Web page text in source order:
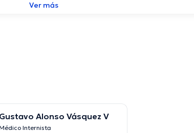
Ver más
Gustavo Alonso Vásquez V
Internista